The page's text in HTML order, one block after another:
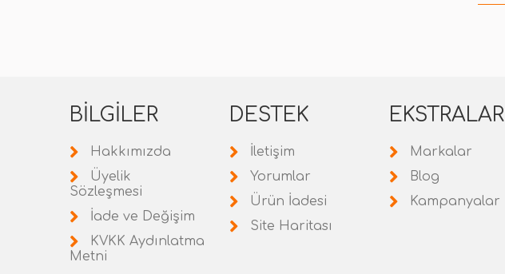
BILGILER
Hakkımızda
Üyelik
Sözleşmesi
İade ve Değişim
KVKK Aydınlatma
Metni
DESTEK
İletişim
Yorumlar
Ürün İadesi
Site Haritası
EKSTRALAR
Markalar
Blog
Kampanyalar